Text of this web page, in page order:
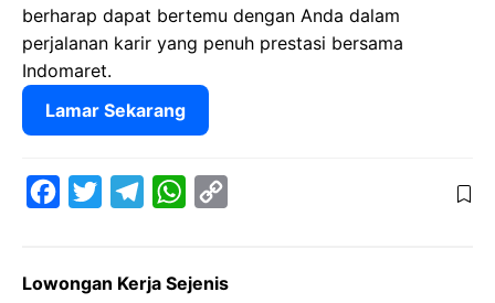
berharap dapat bertemu dengan Anda dalam
perjalanan karir yang penuh prestasi bersama
Indomaret.
Lamar Sekarang
e
t
e
W
t
y
Lowongan Kerja Sejenis